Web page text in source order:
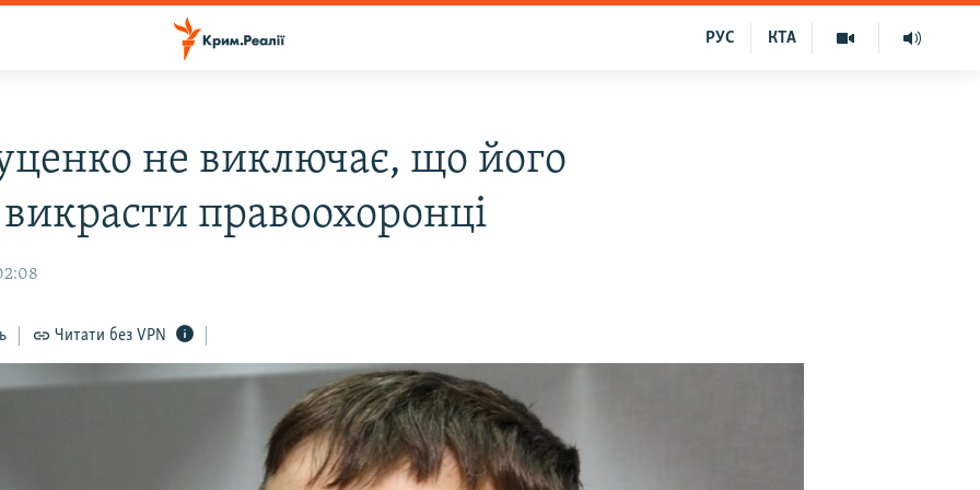
КТА
РУС
не виключає, що його
правоохоронці
Читати без VPN